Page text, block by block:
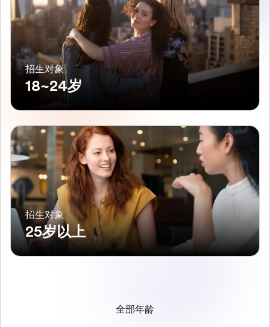
招生对象
18~24岁
招生对象
25岁以上
全部年龄